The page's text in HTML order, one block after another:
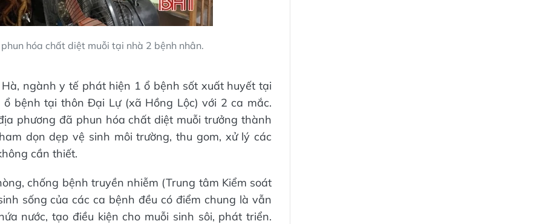
hóa chất diệt muỗi tại nhà 2 bệnh nhân.
ngành y tế phát hiện 1 ổ bệnh sốt xuất huyết tại
bệnh tại thôn Đại Lự (xã Hồng Lộc) với 2 ca mắc.
phương đã phun hóa chất diệt muỗi trưởng thành
dọn dẹp vệ sinh môi trường, thu gom, xử lý các
cần thiết.
chống bệnh truyền nhiễm (Trung tâm Kiểm soát
sống của các ca bệnh đều có điểm chung là vẫn
nước, tạo điều kiện cho muỗi sinh sôi, phát triển.